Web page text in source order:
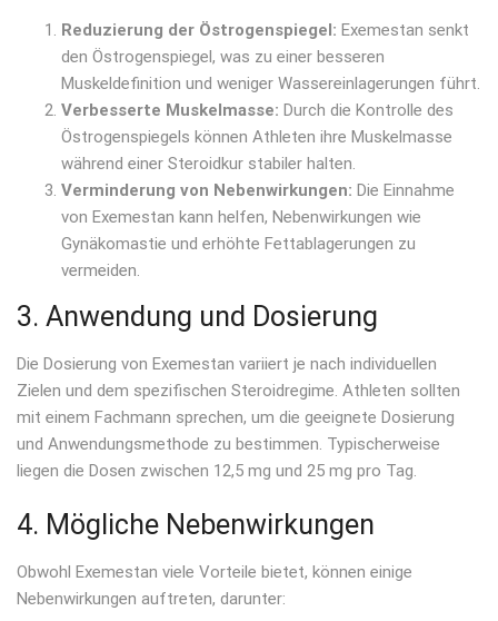
Reduzierung der Östrogenspiegel: Exemestan senkt
den Östrogenspiegel, was zu einer besseren
Muskeldefinition und weniger Wassereinlagerungen führt.
Verbesserte Muskelmasse: Durch die Kontrolle des
Östrogenspiegels können Athleten ihre Muskelmasse
während einer Steroidkur stabiler halten.
Verminderung von Nebenwirkungen: Die Einnahme
von Exemestan kann helfen, Nebenwirkungen wie
Gynäkomastie und erhöhte Fettablagerungen zu
vermeiden.
3. Anwendung und Dosierung
Die Dosierung von Exemestan variiert je nach individuellen
Zielen und dem spezifischen Steroidregime. Athleten sollten
mit einem Fachmann sprechen, um die geeignete Dosierung
und Anwendungsmethode zu bestimmen. Typischerweise
liegen die Dosen zwischen 12,5 mg und 25 mg pro Tag.
4. Mögliche Nebenwirkungen
Obwohl Exemestan viele Vorteile bietet, können einige
Nebenwirkungen auftreten, darunter: